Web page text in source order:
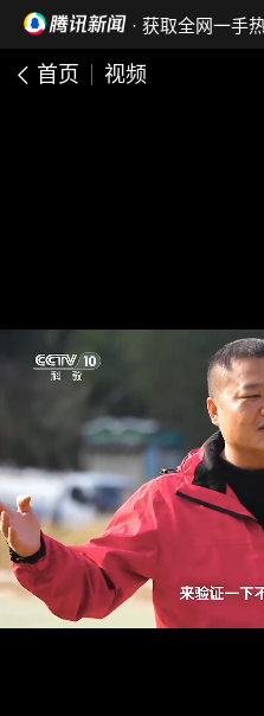
· 获取全网一手
首页 视频